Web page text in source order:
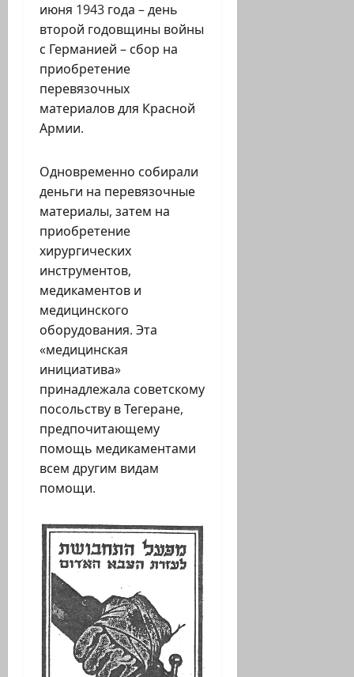
июня 1943 года – день
второй годовщины войны
с Германией – сбор на
приобретение
перевязочных
материалов для Красной
Армии.
Одновременно собирали
деньги на перевязочные
материалы, затем на
приобретение
хирургических
инструментов,
медикаментов и
медицинского
оборудования. Эта
«медицинская
инициатива»
принадлежала советскому
посольству в Тегеране,
предпочитающему
помощь медикаментами
всем другим видам
помощи.